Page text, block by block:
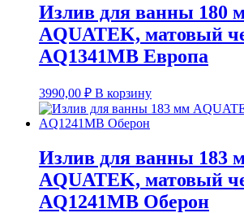
Излив для ванны 180
AQUATEK, матовый
AQ1341MB Европа
3990,00 ₽ В корзину
Излив для ванны 183
AQUATEK, матовый
AQ1241MB Оберон